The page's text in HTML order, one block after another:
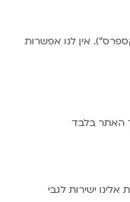
אין לנו אפשרות
האתר בלבד
ישירות לגבי